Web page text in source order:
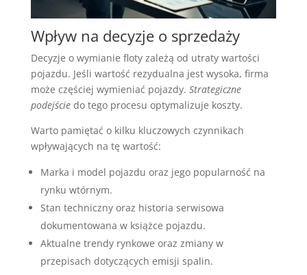
Wpływ na decyzje o sprzedaży
Decyzje o wymianie floty zależą od utraty wartości
pojazdu. Jeśli wartość rezydualna jest wysoka, firma
może częściej wymieniać pojazdy. Strategiczne
podejściedo tego procesu optymalizuje koszty.
Warto pamiętać o kilku kluczowych czynnikach
wpływających na tę wartość:
Marka i model pojazdu oraz jego popularność na
rynku wtórnym.
Stan techniczny oraz historia serwisowa
dokumentowana w książce pojazdu.
Aktualne trendy rynkowe oraz zmiany w
przepisach dotyczących emisji spalin.